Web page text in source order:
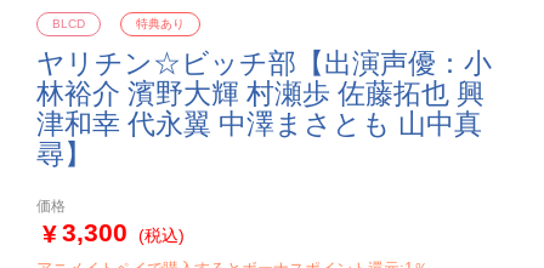
ヤリチン☆ビッチ部【出演声優：小
林裕介 濱野大輝 村瀬歩 佐藤拓也 興
津和幸 代永翼 中澤まさとも 山中真
尋】
BLCD 特典あり
価格
3,300 (税込)